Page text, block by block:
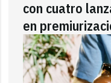
con cuatro
en